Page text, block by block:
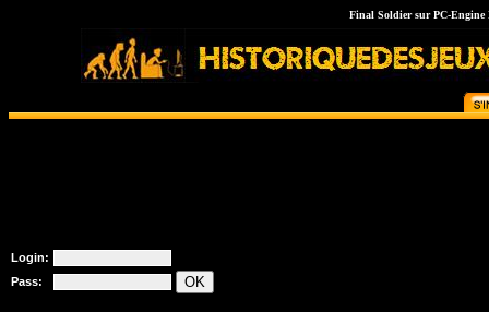
Final Soldier sur PC-Engine
Login:
Pass: